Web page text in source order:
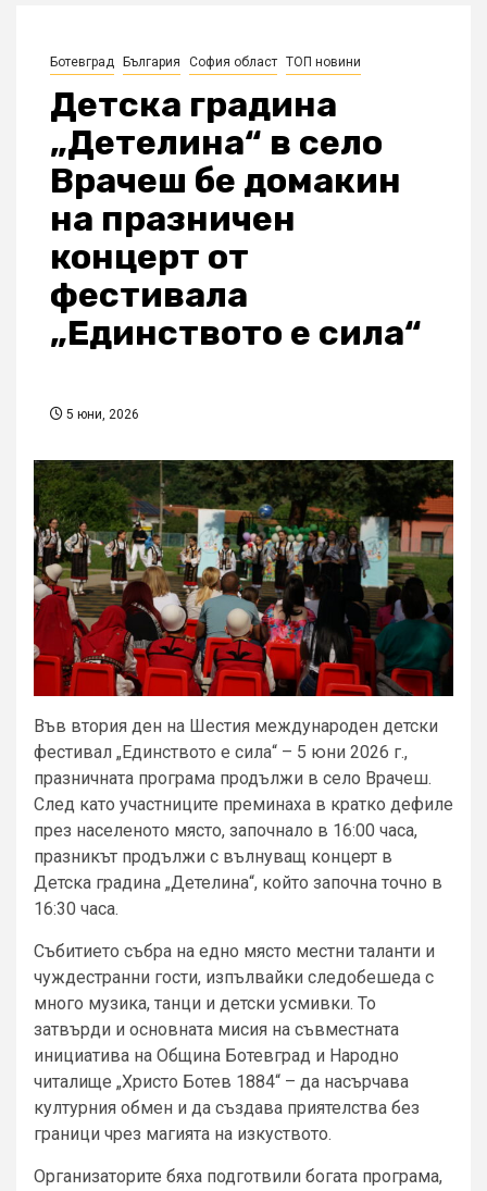
Ботевград България София област ТОП новини
Детска градина
„Детелина“ в село
Врачеш бе домакин
на празничен
концерт от
фестивала
„Единството е сила“
5 юни, 2026
Във втория ден на Шестия международен детски
фестивал „Единството е сила“ – 5 юни 2026 г.,
празничната програма продължи в село Врачеш.
След като участниците преминаха в кратко дефиле
през населеното място, започнало в 16:00 часа,
празникът продължи с вълнуващ концерт в
Детска градина „Детелина“, който започна точно в
16:30 часа.
Събитието събра на едно място местни таланти и
чуждестранни гости, изпълвайки следобешеда с
много музика, танци и детски усмивки. То
затвърди и основната мисия на съвместната
инициатива на Община Ботевград и Народно
читалище „Христо Ботев 1884“ – да насърчава
културния обмен и да създава приятелства без
граници чрез магията на изкуството.
Организаторите бяха подготвили богата програма,